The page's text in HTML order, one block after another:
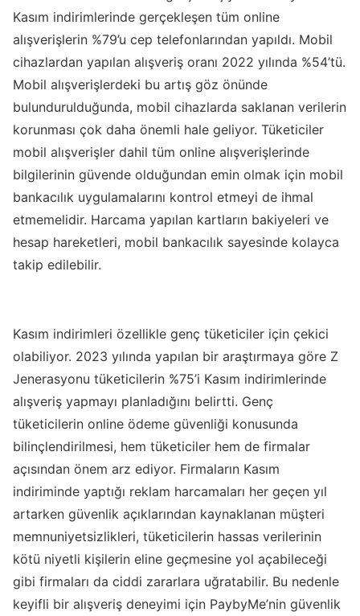
Kasım indirimlerinde gerçekleşen tüm online
alışverişlerin %79’u cep telefonlarından yapıldı. Mobil
cihazlardan yapılan alışveriş oranı 2022 yılında %54’tü.
Mobil alışverişlerdeki bu artış göz önünde
bulundurulduğunda, mobil cihazlarda saklanan verilerin
korunması çok daha önemli hale geliyor. Tüketiciler
mobil alışverişler dahil tüm online alışverişlerinde
bilgilerinin güvende olduğundan emin olmak için mobil
bankacılık uygulamalarını kontrol etmeyi de ihmal
etmemelidir. Harcama yapılan kartların bakiyeleri ve
hesap hareketleri, mobil bankacılık sayesinde kolayca
takip edilebilir.
Kasım indirimleri özellikle genç tüketiciler için çekici
olabiliyor. 2023 yılında yapılan bir araştırmaya göre Z
Jenerasyonu tüketicilerin %75’i Kasım indirimlerinde
alışveriş yapmayı planladığını belirtti. Genç
tüketicilerin online ödeme güvenliği konusunda
bilinçlendirilmesi, hem tüketiciler hem de firmalar
açısından önem arz ediyor. Firmaların Kasım
indiriminde yaptığı reklam harcamaları her geçen yıl
artarken güvenlik açıklarından kaynaklanan müşteri
memnuniyetsizlikleri, tüketicilerin hassas verilerinin
kötü niyetli kişilerin eline geçmesine yol açabileceği
gibi firmaları da ciddi zararlara uğratabilir. Bu nedenle
keyifli bir alışveriş deneyimi için PaybyMe’nin güvenlik